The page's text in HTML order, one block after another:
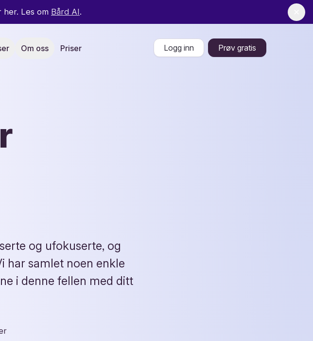
her. Les om Bård AI.
Om oss Priser Logg inn Prøv gratis
og ufokuserte, og
har samlet noen enkle
i denne fellen med ditt